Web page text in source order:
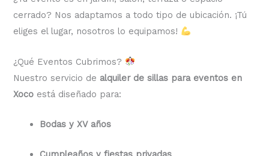
cerrado? Nos adaptamos a todo tipo de ubicación. ¡Tú
eliges el lugar, nosotros lo equipamos!
¿Qué Eventos Cubrimos?
Nuestro servicio de alquiler de sillas para eventos en
Xoco está diseñado para:
Bodas y XV años